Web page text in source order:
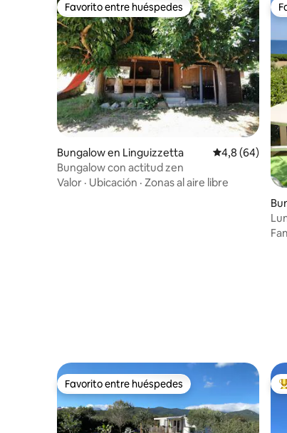
Favorito entre huéspedes
Favorito entre huéspedes
Bungalow en Linguizzetta Calificación
4,8 (64)
Bungalow con actitud zen
Valor · Ubicación · Zonas al aire libre
Favorito entre huéspedes
Favorito entre huéspedes